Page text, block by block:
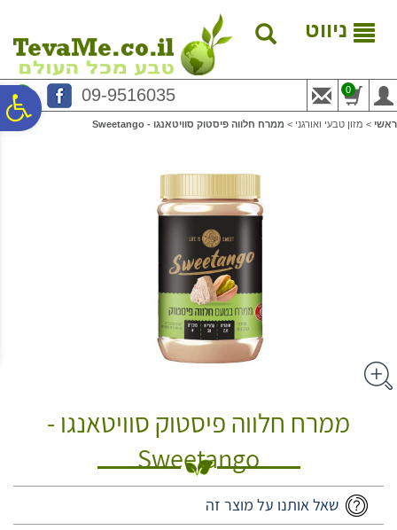
נגישות
המרכזי
ניווט
09-9516035 0
ראשי > מזון טבעי ואורגני > ממרח חלווה פיסטוק סוויטאנגו - Sweetango
ממרח חלווה פיסטוק סוויטאנגו -
Sweetango
שאל אותנו על מוצר זה